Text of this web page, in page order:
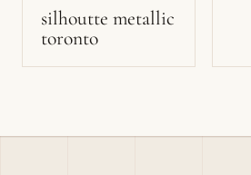
silhoutte metallic
toronto